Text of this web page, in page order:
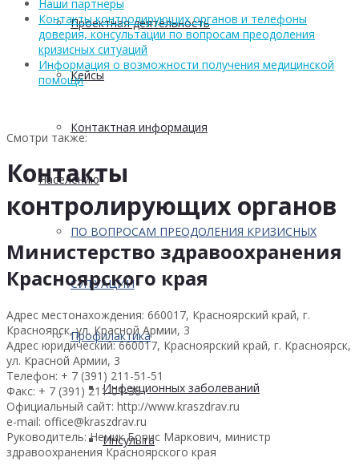
Проектная деятельность
Кейсы
Контактная информация
Населению
ПО ВОПРОСАМ ПРЕОДОЛЕНИЯ КРИЗИСНЫХ
СИТУАЦИЙ
Профилактика
Инфекционных заболеваний
Инсульта
Наши партнеры
Контакты контролирующих органов и телефоны
доверия, консультации по вопросам преодоления
кризисных ситуаций
Информация о возможности получения медицинской
помощи
Смотри также:
Контакты
контролирующих органов
Министерство здравоохранения
Красноярского края
Адрес местонахождения: 660017, Красноярский край, г.
Красноярск, ул. Красной Армии, 3
Адрес юридический: 660017, Красноярский край, г. Красноярск,
ул. Красной Армии, 3
Телефон: + 7 (391) 211-51-51
Факс: + 7 (391) 211-01-36
Официальный сайт: http://www.kraszdrav.ru
e-mail: office@kraszdrav.ru
Руководитель: Немик Борис Маркович, министр
здравоохранения Красноярского края